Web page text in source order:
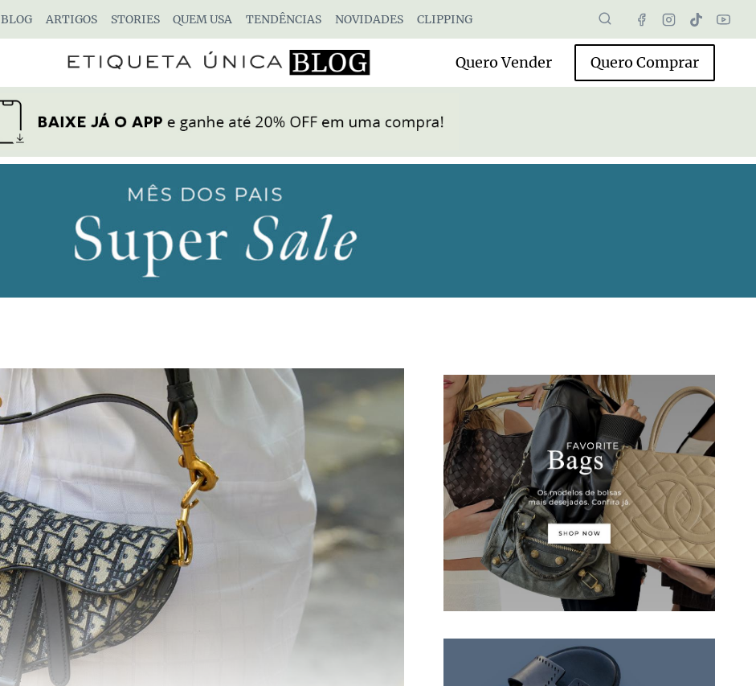
BLOG ARTIGOS STORIES QUEM USA TENDÊNCIAS NOVIDADES CLIPPING
Quero Vender Quero Comprar